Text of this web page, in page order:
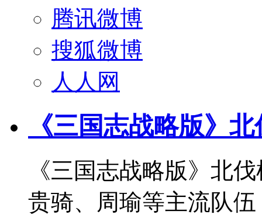
腾讯微博
搜狐微博
人人网
《三国志战略版》
《三国志战略版》北
贵骑、周瑜等主流队